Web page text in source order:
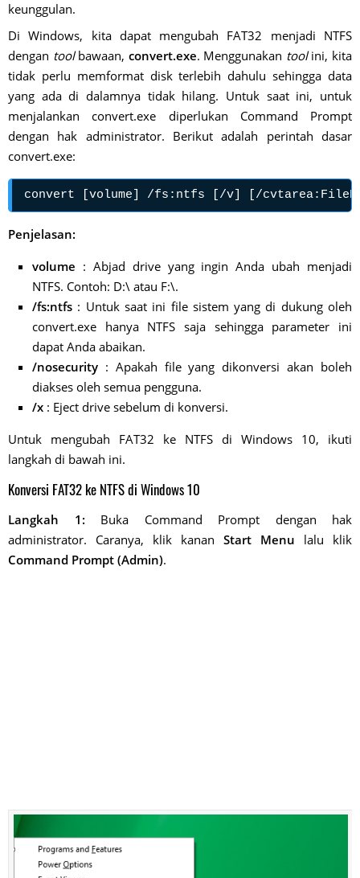
keunggulan.
Di Windows, kita dapat mengubah FAT32 menjadi NTFS
dengan toolbawaan, convert.exe. Menggunakan toolini, kita
tidak perlu memformat disk terlebih dahulu sehingga data
yang ada di dalamnya tidak hilang. Untuk saat ini, untuk
menjalankan convert.exe diperlukan Command Prompt
dengan hak administrator. Berikut adalah perintah dasar
convert.exe:
convert [volume] /fs:ntfs [/v] [/
Penjelasan:
volume : Abjad drive yang ingin Anda ubah menjadi
NTFS. Contoh: D:\ atau F:\.
/fs:ntfs : Untuk saat ini file sistem yang di dukung oleh
convert.exe hanya NTFS saja sehingga parameter ini
dapat Anda abaikan.
/nosecurity : Apakah file yang dikonversi akan boleh
diakses oleh semua pengguna.
/x : Eject drive sebelum di konversi.
Untuk mengubah FAT32 ke NTFS di Windows 10, ikuti
langkah di bawah ini.
Konversi FAT32 ke NTFS di Windows 10
Langkah 1: Buka Command Prompt dengan hak
administrator. Caranya, klik kanan Start Menu lalu klik
Command Prompt (Admin).